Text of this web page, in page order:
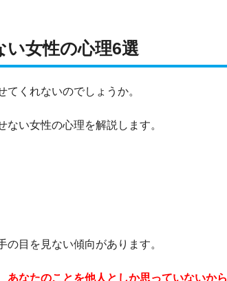
い女性の心理6選
てくれないのでしょうか。
ない女性の心理を解説します。
の目を見ない傾向があります。
あなたのことを他人としか思っていないから